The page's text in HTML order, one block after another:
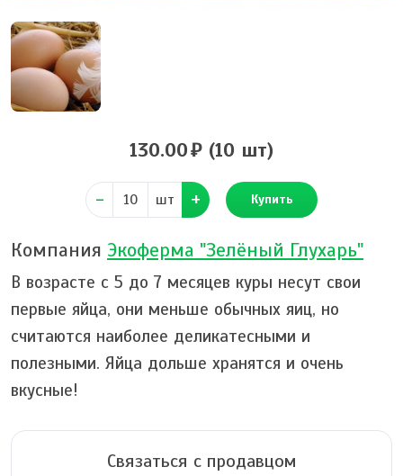
130.00 (10 шт)
шт Купить
Компания Экоферма "Зелёный Глухарь"
В возрасте с 5 до 7 месяцев куры несут свои
первые яйца, они меньше обычных яиц, но
считаются наиболее деликатесными и
полезными. Яйца дольше хранятся и очень
вкусные!
Связаться с продавцом